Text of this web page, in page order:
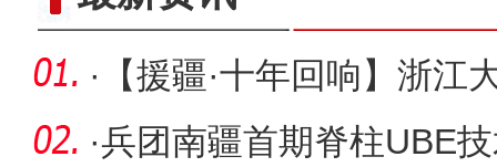
·
【援疆·十年回响】浙江
式”援疆
·兵团南疆首期脊柱UBE